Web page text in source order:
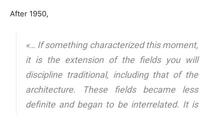
After 1950,
«… If something characterized this moment,
it is the extension of the fields you will
discipline traditional, including that of the
architecture. These fields became less
definite and began to be interrelated. It is